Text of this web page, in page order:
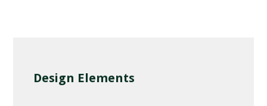
Design Elements